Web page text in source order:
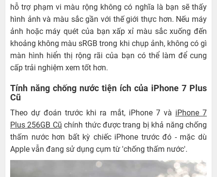
hỗ trợ phạm vi màu rộng không có nghĩa là bạn sẽ thấy
hình ảnh và màu sắc gần với thế giới thực hơn. Nếu máy
ảnh hoặc máy quét của bạn xấp xỉ màu sắc xuống đến
khoảng không màu sRGB trong khi chụp ảnh, không có gì
màn hình hiển thị rộng rãi của bạn có thể làm để cung
cấp trải nghiệm xem tốt hơn.
Tính năng chống nước tiện ích của iPhone 7 Plus
Cũ
Theo dự đoán trước khi ra mắt, iPhone 7 và iPhone 7
Plus 256GB Cũ chính thức được trang bị khả năng chống
thấm nước hơn bất kỳ chiếc iPhone trước đó - mặc dù
Apple vẫn đang sử dụng cụm từ 'chống thấm nước'.